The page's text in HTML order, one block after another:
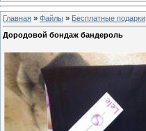
Главная » Файлы » Бесплатные подарки
Дородовой бондаж бандероль